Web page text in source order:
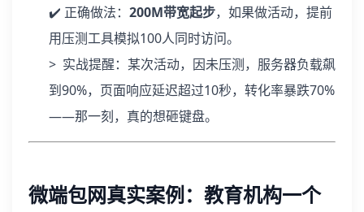
✔️ 正确做法： 200M带宽起步，如果做活动，提前
用压测工具模拟100人同时访问。
> 实战提醒：某次活动，因未压测，服务器负载飙
到90%，页面响应延迟超过10秒，转化率暴跌70%
——那一刻，真的想砸键盘。
微端包网真实案例：教育机构一个